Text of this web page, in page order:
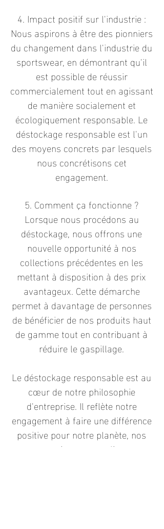
4. Impact positif sur l'industrie :
Nous aspirons à être des pionniers
du changement dans l'industrie du
sportswear, en démontrant qu'il
est possible de réussir
commercialement tout en agissant
de manière socialement et
écologiquement responsable. Le
déstockage responsable est l'un
des moyens concrets par lesquels
nous concrétisons cet
engagement.
5. Comment ça fonctionne ?
Lorsque nous procédons au
déstockage, nous offrons une
nouvelle opportunité à nos
collections précédentes en les
mettant à disposition à des prix
avantageux. Cette démarche
permet à davantage de personnes
de bénéficier de nos produits haut
de gamme tout en contribuant à
réduire le gaspillage.
Le déstockage responsable est au
cœur de notre philosophie
d'entreprise. Il reflète notre
engagement à faire une différence
positive pour notre planète, nos
partenaires et nos clients.